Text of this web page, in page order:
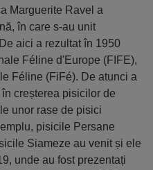
Marguerite Ravel a
în care s-au unit
aici a rezultat în 1950
Féline d'Europe (FIFE),
Féline (FiFé). De atunci a
creșterea pisicilor de
unor rase de pisici
pisicile Persane
Siameze au venit și ele
unde au fost prezentați